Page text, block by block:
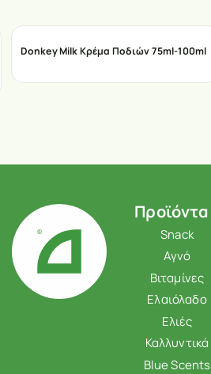
Donkey Milk Κρέμα Ποδιών 75ml-100ml
Προϊόντα
Snack
Αγνό
Βιταμίνες
Ελαιόλαδο
Ελιές
Καλλυντικά
Blue Scents